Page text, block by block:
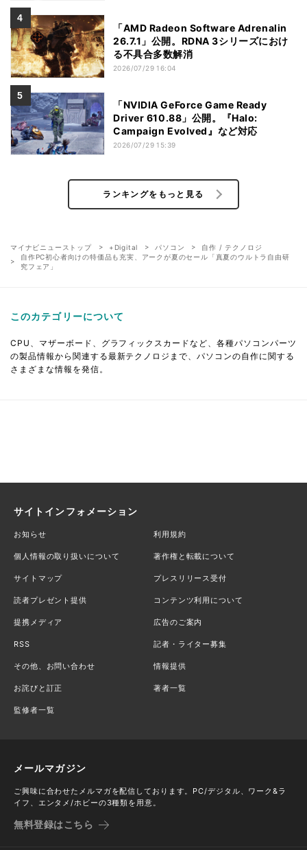
「AMD Radeon Software Adrenalin
26.7.1」公開。RDNA 3シリーズにおけ
る不具合多数解消
2026/07/29 16:04
「NVIDIA GeForce Game Ready
Driver 610.88」公開。『Halo:
Campaign Evolved』など対応
2026/07/29 15:39
ランキングをもっと見る
マイナビニューストップ +Digital パソコン
自作 / テクノロジ
自作PC初心者向けの特価品も充実、アークが夏のセール「真夏のウルトラ自由研
究フェア」
このカテゴリーについて
CPU、マザーボード、グラフィックスカードなど、各種パソコンパーツ
の製品情報から関連する最新テクノロジまで、パソコンの自作に関する
さまざまな情報を発信。
サイトインフォメーション
お知らせ 利用規約
個人情報の取り扱いについて 著作権と転載について
サイトマップ プレスリリース受付
読者プレゼント提供 コンテンツ利用について
提携メディア 広告のご案内
RSS 記者・ライター募集
その他、お問い合わせ 情報提供
お詫びと訂正 著者一覧
監修者一覧
メールマガジン
ご興味に合わせたメルマガを配信しております。PC/デジタル、ワーク&ラ
イフ、エンタメ/ホビーの3種類を用意。
無料登録はこちら